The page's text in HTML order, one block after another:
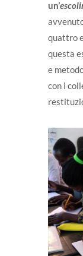
un’
quattro
questa
e
con i